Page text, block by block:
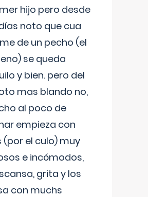
hijo pero desde
noto que cua
de un pecho (el
se queda
y bien. pero del
mas blando no,
al poco de
empieza con
(por el culo) muy
e incómodos,
grita y los
con muchs